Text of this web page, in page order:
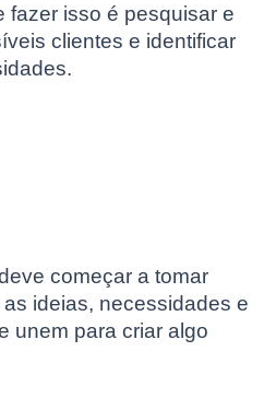
fazer isso é pesquisar e
clientes e identificar
começar a tomar
ideias, necessidades e
unem para criar algo